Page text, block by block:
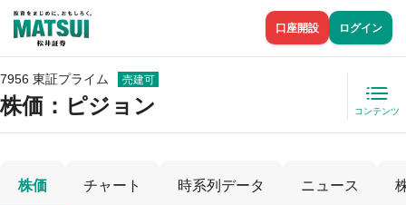
口座開設 ログイン
7956 東証プライム 売建可
株価 ：ピジョン コンテンツ
株価 チャート 時系列データ ニュース